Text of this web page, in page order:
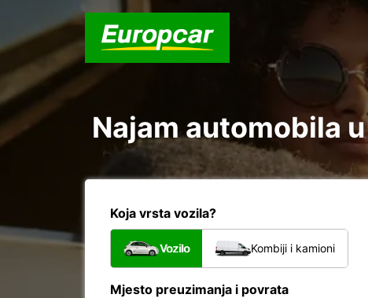
Najam automobila
Koja vrsta vozila?
Vozilo Kombiji i kamioni
Mjesto preuzimanja i povrata